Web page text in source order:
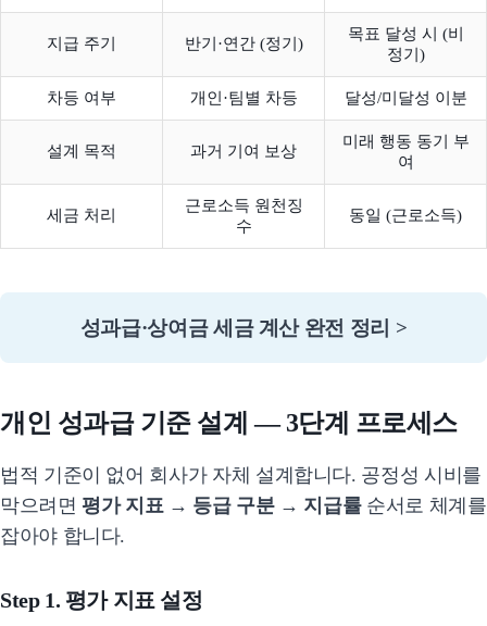
지급 주기 반기·연간 (정기)
목표 달성 시 (비
정기)
차등 여부 개인·팀별 차등 달성/미달성 이분
설계 목적 과거 기여 보상
미래 행동 동기 부
여
세금 처리
근로소득 원천징
수
동일 (근로소득)
성과급·상여금 세금 계산 완전 정리 >
개인 성과급 기준 설계 — 3단계 프로세스
법적 기준이 없어 회사가 자체 설계합니다. 공정성 시비를
막으려면평가 지표 → 등급 구분 → 지급률순서로 체계를
잡아야 합니다.
Step 1. 평가 지표 설정